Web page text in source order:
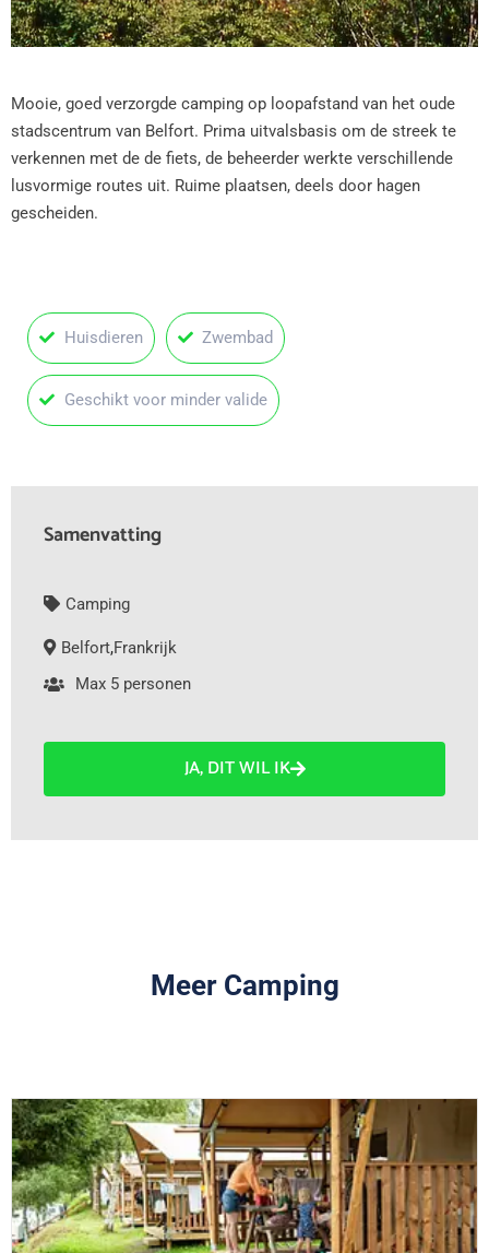
Mooie, goed verzorgde camping op loopafstand van het oude
stadscentrum van Belfort. Prima uitvalsbasis om de streek te
verkennen met de de fiets, de beheerder werkte verschillende
lusvormige routes uit. Ruime plaatsen, deels door hagen
gescheiden.
Huisdieren Zwembad
Geschikt voor minder valide
Samenvatting
Camping
Belfort,Frankrijk
Max 5 personen
JA, DIT WIL IK
Meer Camping